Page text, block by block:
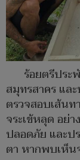
ร้อยตรีประ
สมุทรสาคร แล
ตรวจสอบเส้นท
จระเข้หลุด อย่
ปลอดภัย และป
ตา หากพบเห็น